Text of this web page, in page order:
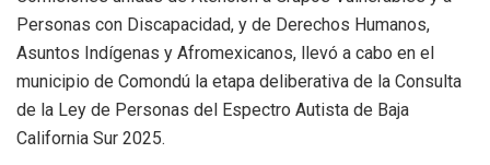
Personas con Discapacidad, y de Derechos Humanos,
Asuntos Indígenas y Afromexicanos, llevó a cabo en el
municipio de Comondú la etapa deliberativa de la Consulta
de la Ley de Personas del Espectro Autista de Baja
California Sur 2025.